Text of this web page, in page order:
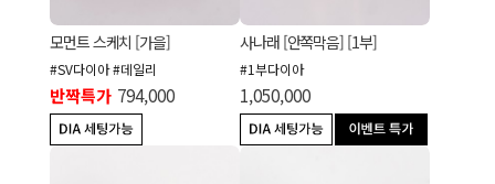
모먼트 스케치 [가을]
#SV다이아 #데일리
반짝특가 794,000
사나래 [안쪽막음] [1부]
#1부다이아
1,050,000